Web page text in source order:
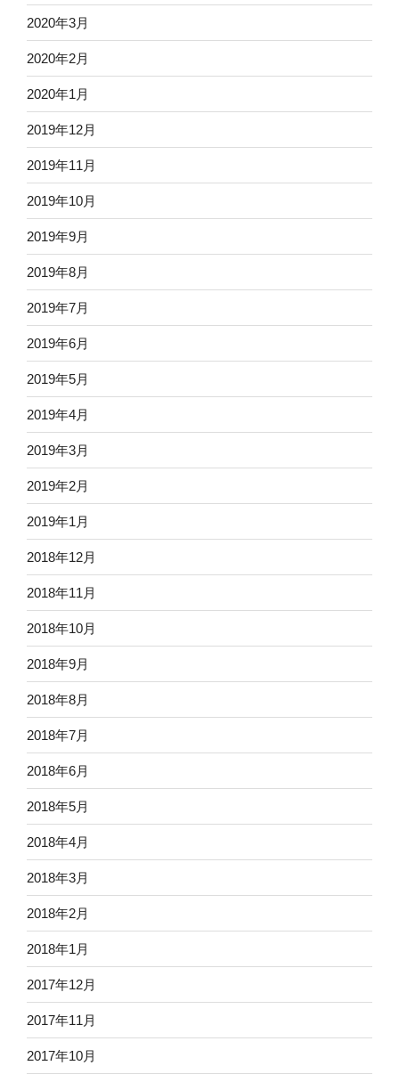
2020年3月
2020年2月
2020年1月
2019年12月
2019年11月
2019年10月
2019年9月
2019年8月
2019年7月
2019年6月
2019年5月
2019年4月
2019年3月
2019年2月
2019年1月
2018年12月
2018年11月
2018年10月
2018年9月
2018年8月
2018年7月
2018年6月
2018年5月
2018年4月
2018年3月
2018年2月
2018年1月
2017年12月
2017年11月
2017年10月